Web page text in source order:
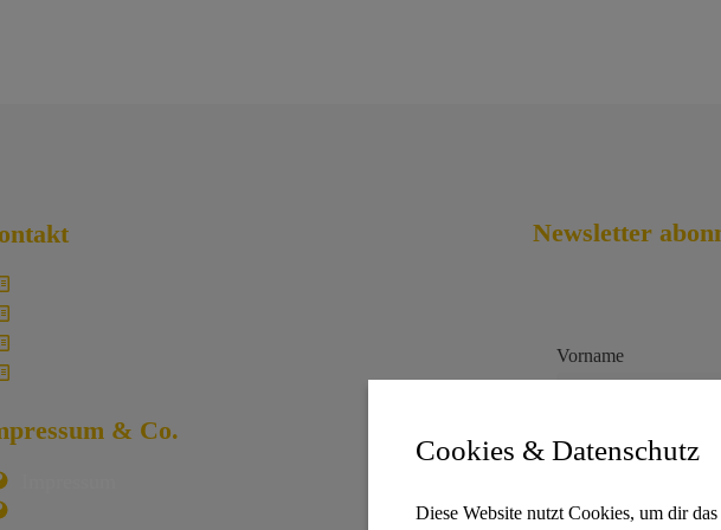
& Co.
Newsletter
Vorname
E-Mail-Adresse
Cookies & Datenschutz
Diese Website nutzt Cookies, um dir